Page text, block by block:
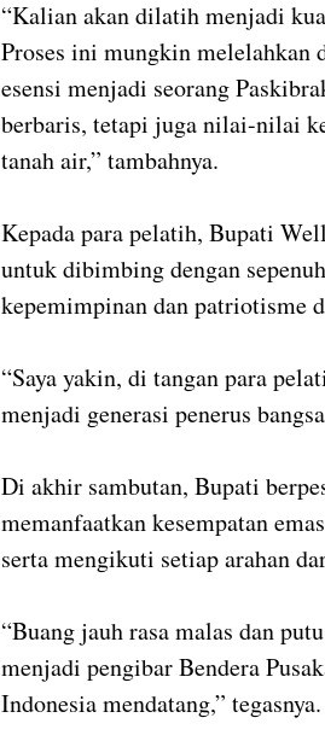
“Kalian akan dilatih menjadi
Proses ini mungkin melelahkan
esensi menjadi seorang
berbaris, tetapi juga nilai-nilai
tanah air,” tambahnya.
Kepada para pelatih, Bupati
untuk dibimbing dengan
kepemimpinan dan patriotisme
“Saya yakin, di tangan para
menjadi generasi penerus
Di akhir sambutan, Bupati
memanfaatkan kesempatan
serta mengikuti setiap arahan
“Buang jauh rasa malas dan
menjadi pengibar Bendera
Indonesia mendatang,”